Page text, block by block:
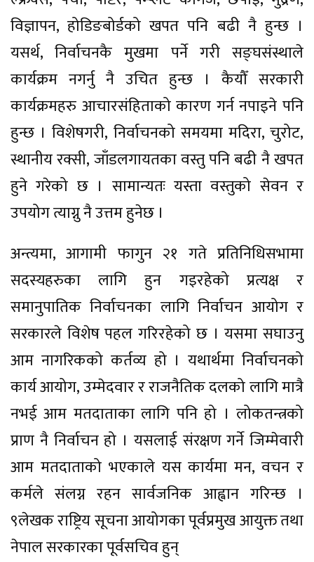
विज्ञापन, होडिङबोर्डको खपत पनि बढी नै हुन्छ ।
यसर्थ, निर्वाचनकै मुखमा पर्ने गरी सङ्घसंस्थाले
कार्यक्रम नगर्नु नै उचित हुन्छ । कैयौँ सरकारी
कार्यक्रमहरु आचारसंहिताको कारण गर्न नपाइने पनि
हुन्छ । विशेषगरी, निर्वाचनको समयमा मदिरा, चुरोट,
स्थानीय रक्सी, जाँडलगायतका वस्तु पनि बढी नै खपत
हुने गरेको छ । सामान्यतः यस्ता वस्तुको सेवन र
उपयोग त्याग्नु नै उत्तम हुनेछ ।
अन्त्यमा, आगामी फागुन २१ गते प्रतिनिधिसभामा
सदस्यहरुका लागि हुन गइरहेको प्रत्यक्ष र
समानुपातिक निर्वाचनका लागि निर्वाचन आयोग र
सरकारले विशेष पहल गरिरहेको छ । यसमा सघाउनु
आम नागरिकको कर्तव्य हो । यथार्थमा निर्वाचनको
कार्य आयोग, उम्मेदवार र राजनैतिक दलको लागि मात्रै
नभई आम मतदाताका लागि पनि हो । लोकतन्त्रको
प्राण नै निर्वाचन हो । यसलाई संरक्षण गर्ने जिम्मेवारी
आम मतदाताको भएकाले यस कार्यमा मन, वचन र
कर्मले संलग्न रहन सार्वजनिक आह्वान गरिन्छ ।
९लेखक राष्ट्रिय सूचना आयोगका पूर्वप्रमुख आयुक्त तथा
नेपाल सरकारका पूर्वसचिव हुन्